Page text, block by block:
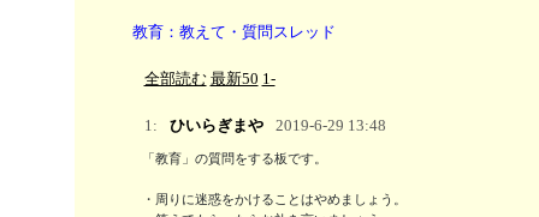
教育：教えて・質問スレッド
全部読む 最新50 1-
1: ひいらぎまや 2019-6-29 13:48
「教育」の質問をする板です。
・周りに迷惑をかけることはやめましょう。